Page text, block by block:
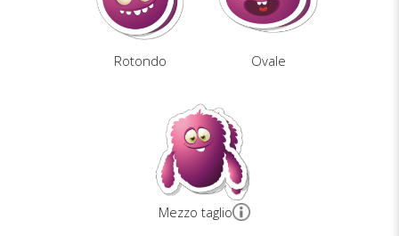
Rotondo Ovale
Mezzo taglio